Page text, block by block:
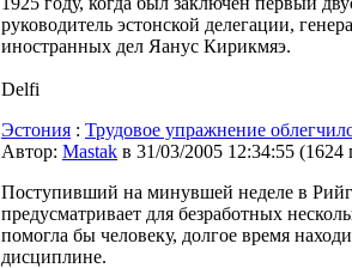
руководитель эстонской делегации,
иностранных дел Яанус Кирикмяэ.
Delfi
Эстония : Трудовое упражнение
Автор: Мastak в 31/03/2005 12:34:55 (1624
Поступивший на минувшей неделе в
предусматривает для безработных
помогла бы человеку, долгое время
дисциплине.